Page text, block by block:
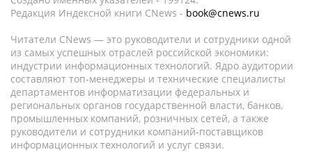
Редакция Индексной книги CNews - book@cnews.ru
Читатели CNews — это руководители и сотрудники одной
из самых успешных отраслей российской экономики:
индустрии информационных технологий. Ядро аудитории
составляют топ-менеджеры и технические специалисты
департаментов информатизации федеральных и
региональных органов государственной власти, банков,
промышленных компаний, розничных сетей, а также
руководители и сотрудники компаний-поставщиков
информационных технологий и услуг связи.